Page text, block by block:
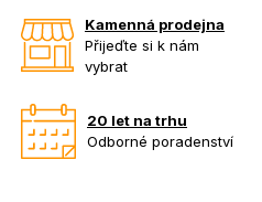
Kamenná prodejna
Přijeďte si k nám
vybrat
20 let na trhu
Odborné poradenství